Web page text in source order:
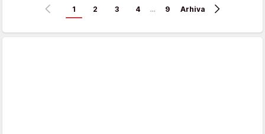
1 2 3 4 … 9 Arhiva